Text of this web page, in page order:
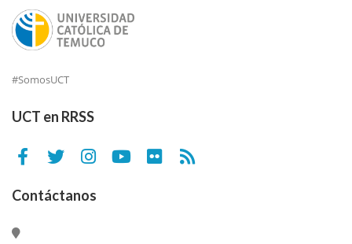
#SomosUCT
UCT en RRSS
Contáctanos